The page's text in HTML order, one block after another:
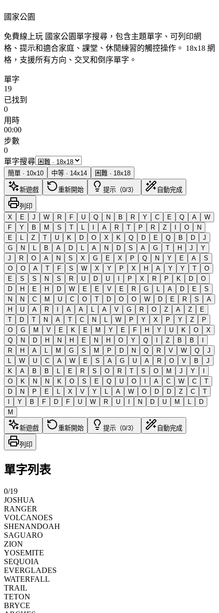
國家公園
免費線上玩 國家公園單字搜尋，包含主題單字、可列印網
格、提示和適合家庭、課堂、休閒練習的觸控操作。 18x18 網
格，支援所有方向、交叉和倒序單字。
單字
19
已找到
0
用時
00:00
步數
0
單字搜尋
簡單 · 10x10 中等 · 14x14 困難 · 18x18
新遊戲 重新開始 提示（0/3） 自動完成
列印
X
E J W R F U Q N B R Y C E Q A
W
F
Y B M S T L I A R T P R Z I O
N
E
L Z T U K D O X K Q D E Q B D
J
G
N L B A D L A N D S A G T H J
Y
J
R O A N S X G E X P Q N Y E A
S
O
O A T F S W X Y P X H A Y Y T
O
E
S S N S R U D U I P X R P K D
O
D
H E H D W E E V E R G L A D E
S
N
N C M U C O T D O O W D E R S
A
H
U A R I A A L A V G R O Z A Z
E
T
D T N A T C N L W P Y X P Y Z
P
O
G M V E K E M Y E F H Y U K O
X
Q
N D H N H E N H O Y Q I Z B B
I
R
H A L M G S M P D N Q R V W Q
J
L
W U C A W E S A G U A R O V B
J
K
A B B L E R S O R T S O M J Y
I
O
K N N K O S E Q U O I A C W C
T
D
N P E L X V Y L A W O D D Z C
T
I
Y B F D F U W R U I N D U M L
D
M
新遊戲 重新開始 提示（0/3） 自動完成
列印
單字列表
0/19
JOSHUA
RANGER
VOLCANOES
SHENANDOAH
SAGUARO
ZION
YOSEMITE
SEQUOIA
EVERGLADES
WATERFALL
TRAIL
TETON
BRYCE